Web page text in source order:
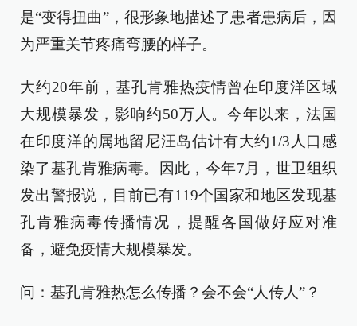
是“变得扭曲”，很形象地描述了患者患病后，因
为严重关节疼痛弯腰的样子。
大约20年前，基孔肯雅热疫情曾在印度洋区域
大规模暴发，影响约50万人。今年以来，法国
在印度洋的属地留尼汪岛估计有大约1/3人口感
染了基孔肯雅病毒。因此，今年7月，世卫组织
发出警报说，目前已有119个国家和地区发现基
孔肯雅病毒传播情况，提醒各国做好应对准
备，避免疫情大规模暴发。
问：基孔肯雅热怎么传播？会不会“人传人”？